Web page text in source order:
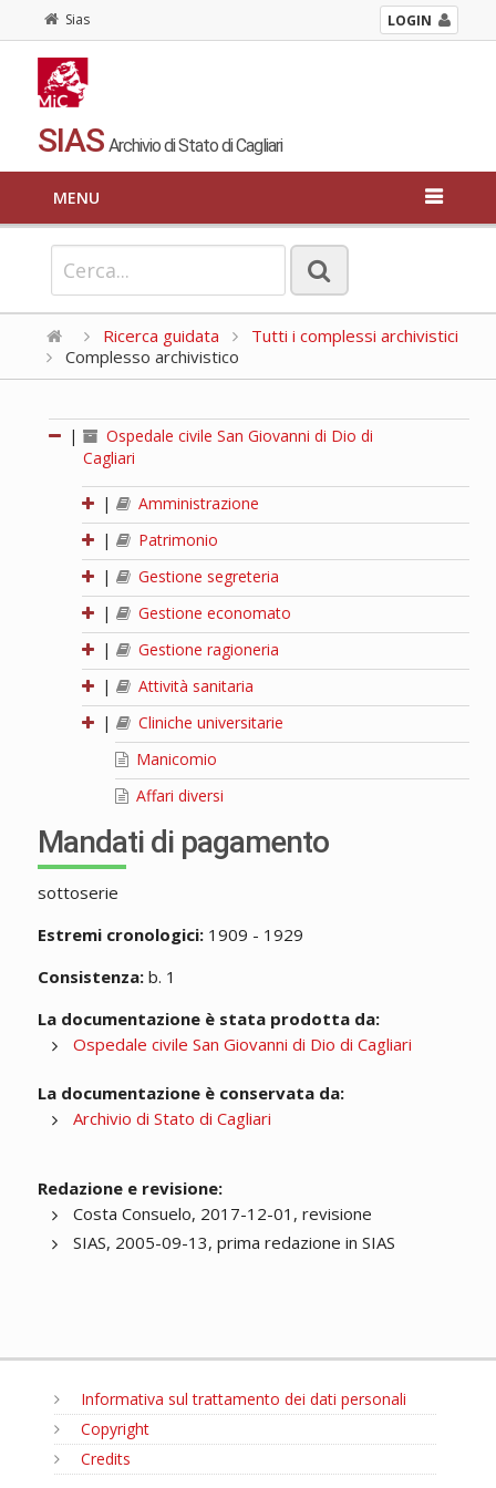
Sias LOGIN
SIAS Archivio di Stato di Cagliari
MENU
Ricerca guidata
Tutti i complessi archivistici
Complesso archivistico
|
Ospedale civile San Giovanni di Dio di
Cagliari
|
Amministrazione
|
Patrimonio
|
Gestione segreteria
|
Gestione economato
|
Gestione ragioneria
|
Attività sanitaria
|
Cliniche universitarie
Manicomio
Affari diversi
Mandati di pagamento
sottoserie
Estremi cronologici:1909 - 1929
Consistenza:b. 1
La documentazione è stata prodotta da:
Ospedale civile San Giovanni di Dio di Cagliari
La documentazione è conservata da:
Archivio di Stato di Cagliari
Redazione e revisione:
Costa Consuelo, 2017-12-01, revisione
SIAS, 2005-09-13, prima redazione in SIAS
Informativa sul trattamento dei dati personali
Copyright
Credits